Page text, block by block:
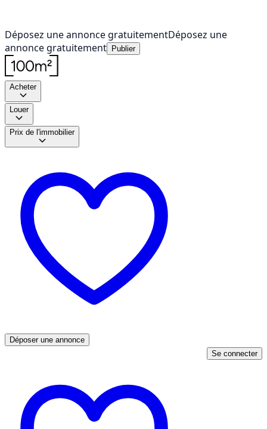
Déposez une annonce gratuitementDéposez une
annonce gratuitement
Publier
Acheter
Louer
Prix de l'immobilier
Déposer une annonce
Se connecter